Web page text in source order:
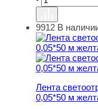
Лента
9912 В
Лента
0,05*50 м